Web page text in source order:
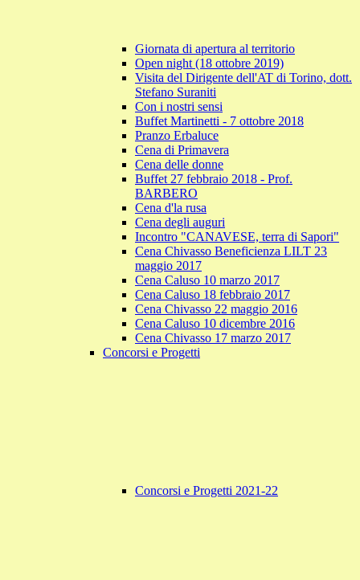
Giornata di apertura al territorio
Open night (18 ottobre 2019)
Visita del Dirigente dell'AT di Torino, dott.
Stefano Suraniti
Con i nostri sensi
Buffet Martinetti - 7 ottobre 2018
Pranzo Erbaluce
Cena di Primavera
Cena delle donne
Buffet 27 febbraio 2018 - Prof.
BARBERO
Cena d'la rusa
Cena degli auguri
Incontro "CANAVESE, terra di Sapori"
Cena Chivasso Beneficienza LILT 23
maggio 2017
Cena Caluso 10 marzo 2017
Cena Caluso 18 febbraio 2017
Cena Chivasso 22 maggio 2016
Cena Caluso 10 dicembre 2016
Cena Chivasso 17 marzo 2017
Concorsi e Progetti
Concorsi e Progetti 2021-22